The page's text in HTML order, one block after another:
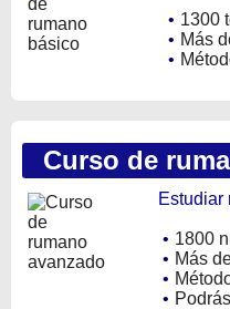
• 1300
• Más
•
Curso de
Estudiar
• 1800
• Más
•
•